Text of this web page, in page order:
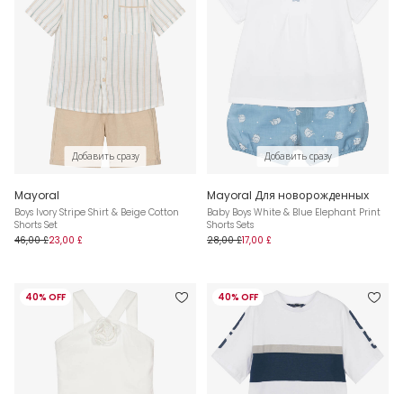
Добавить сразу
Mayoral
Boys Ivory Stripe Shirt & Beige Cotton
Shorts Set
46,00 £23,00 £
Добавить сразу
Mayoral Для новорожденных
Baby Boys White & Blue Elephant Print
Shorts Sets
28,00 £17,00 £
40% OFF 40% OFF